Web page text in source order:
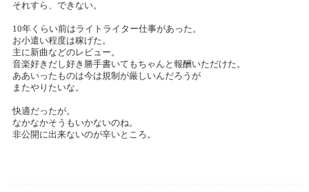
それすら、できない。
10年くらい前はライトライター仕事があった。
お小遣い程度は稼げた。
主に新曲などのレビュー。
音楽好きだし好き勝手書いてもちゃんと報酬いただけた。
ああいったものは今は規制が厳しいんだろうが
またやりたいな。
快適だったが。
なかなかそうもいかないのね。
非公開に出来ないのが辛いところ。